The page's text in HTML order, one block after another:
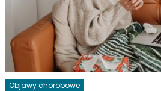
Objawy chorobowe